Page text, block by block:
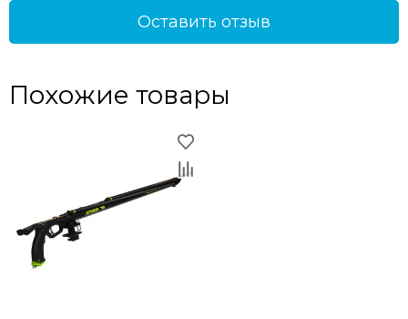
Оставить отзыв
Похожие товары